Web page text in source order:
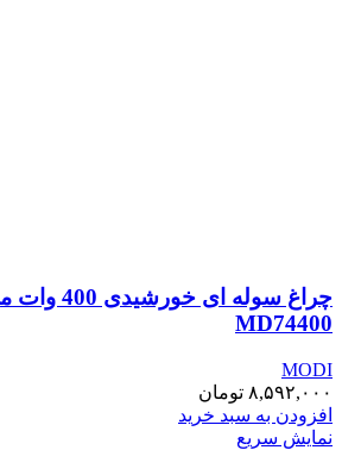
MD74400
MODI
۸,۵۹۲,۰۰۰ تومان
افزودن به سبد خرید
نمایش سریع